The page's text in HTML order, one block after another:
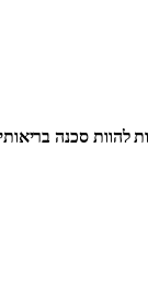
להוות סכנה